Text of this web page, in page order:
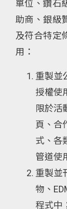
單位、鑽石
助商、銀級
及符合特定
用：
重製並
授權使
限於活
頁、合
式、各
管道使
重製並
物、
程式中